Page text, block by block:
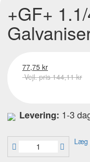
+GF+
77,75 kr
Vejl. pris 144,11 kr
Levering: 1-3
Læg